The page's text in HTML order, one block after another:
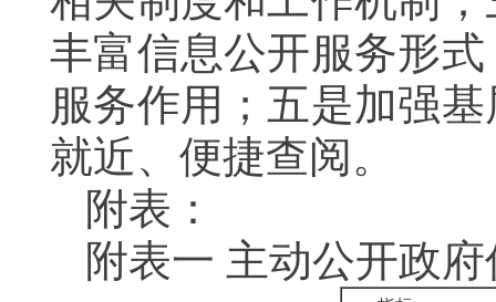
丰富信息公开服务形
服务作用；五是加强
就近、便捷查阅。
附表：
附表一 主动公开政